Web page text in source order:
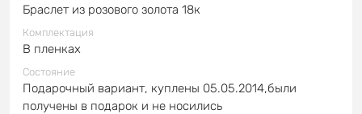
Браслет из розового золота 18к
Комплектация
В пленках
Состояние
Подарочный вариант, куплены 05.05.2014,были
получены в подарок и не носились